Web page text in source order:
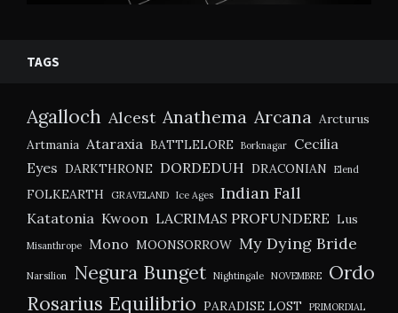
TAGS
Agalloch Alcest Anathema Arcana Arcturus
Artmania Ataraxia BATTLELORE Borknagar
Cecilia
Eyes DARKTHRONE DORDEDUH DRACONIAN Elend
FOLKEARTH GRAVELAND Ice Ages Indian Fall
Katatonia Kwoon LACRIMAS PROFUNDERE Lus
Misanthrope Mono MOONSORROW My Dying Bride
Narsilion Negura Bunget Nightingale NOVEMBRE
Ordo
Rosarius Equilibrio PARADISE LOST PRIMORDIAL